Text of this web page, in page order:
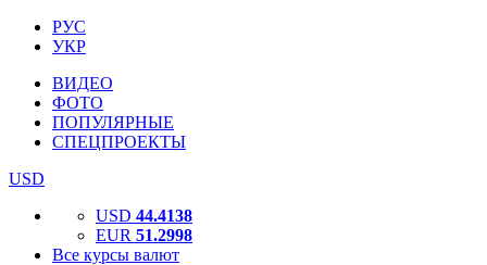
РУС
УКР
ВИДЕО
ФОТО
ПОПУЛЯРНЫЕ
СПЕЦПРОЕКТЫ
USD
USD 44.4138
EUR 51.2998
Все курсы валют